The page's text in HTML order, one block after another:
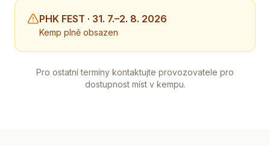
PHK FEST · 31. 7.–2. 8. 2026
Kemp plně obsazen
Pro ostatní termíny kontaktujte provozovatele pro
dostupnost míst v kempu.